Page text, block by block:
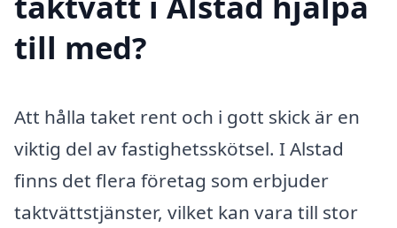
till med?
Att hålla taket rent och i gott skick är en
viktig del av fastighetsskötsel. I Alstad
finns det flera företag som erbjuder
taktvättstjänster, vilket kan vara till stor